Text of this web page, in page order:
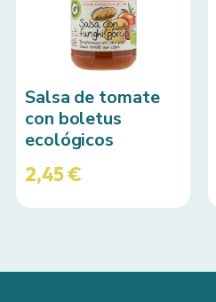
Salsa de tomate
con boletus
ecológicos
2,45€